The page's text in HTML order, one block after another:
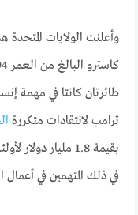
وأعلنت الولايات
كاسترو البالغ من العمر 94 عامًا
طائرتان كانتا في مهمة
ترامب لانتقادات متكررة
بقيمة 1.8 مليار
في ذلك المتهمين في أعمال الشغب